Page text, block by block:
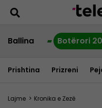
Ballina Botërori
Prishtina Prizreni
Lajme > Kronika e Zezë